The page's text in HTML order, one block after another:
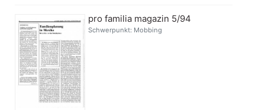
pro familia magazin 5/94
Schwerpunkt: Mobbing